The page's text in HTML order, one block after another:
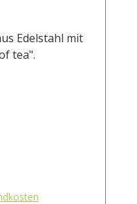
Edelstahl mit
tea".